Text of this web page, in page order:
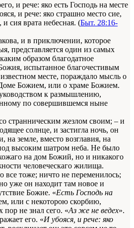
и рече: яко есть Господь на месте
и рече: яко страшно место сие,
сия врата небесная. (Быт. 28:16-
и в приключении, которое
представляется один из самых
образом благодатное
испытанное благочестивым
месте, пораждало мысль о
Божием, или о храме Божием.
к размышлению,
по совершившемся ныне
странническим жезлом своим; – и
солнце, и застигла ночь, он
на земле, вместо возглавия, на
высоким шатром неба. Не было
на дом Божий, но и никакого
человеческаго жилища.
все тоже; ничто не переменилось;
уже он находит там новое и
Божие. «Есть Господь на
или с некоторою скорбию,
пор не знал сего. «Аз же не ведех».
его. «И убояся, и рече: яко